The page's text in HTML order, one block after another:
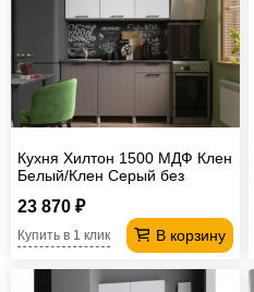
Кухня Хилтон 1500 МДФ Клен
Белый/Клен Серый без
23 870 ₽
В корзину
Купить в 1 клик